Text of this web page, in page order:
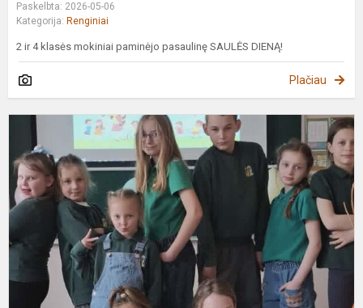
Paskelbta: 2026-05-06
Kategorija: Renginiai
​2 ir 4 klasės mokiniai paminėjo pasaulinę SAULĖS DIENĄ!
Plačiau